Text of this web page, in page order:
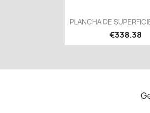
Quick
PLANCHA DE
€338.38